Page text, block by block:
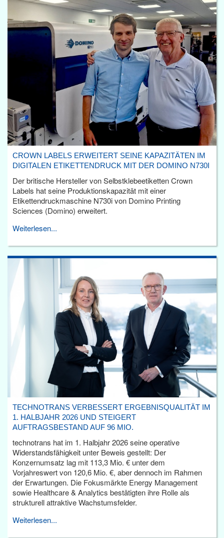
CROWN LABELS ERWEITERT SEINE KAPAZITÄTEN IM
DIGITALEN ETIKETTENDRUCK MIT DER DOMINO N730I
Der britische Hersteller von Selbstklebeetiketten Crown
Labels hat seine Produktionskapazität mit einer
Etikettendruckmaschine N730i von Domino Printing
Sciences (Domino) erweitert.
Weiterlesen...
TECHNOTRANS VERBESSERT ERGEBNISQUALITÄT IM
1. HALBJAHR 2026 UND STEIGERT
AUFTRAGSBESTAND AUF 96 MIO.
technotrans hat im 1. Halbjahr 2026 seine operative
Widerstandsfähigkeit unter Beweis gestellt: Der
Konzernumsatz lag mit 113,3 Mio. € unter dem
Vorjahreswert von 120,6 Mio. €, aber dennoch im Rahmen
der Erwartungen. Die Fokusmärkte Energy Management
sowie Healthcare & Analytics bestätigten ihre Rolle als
strukturell attraktive Wachstumsfelder.
Weiterlesen...